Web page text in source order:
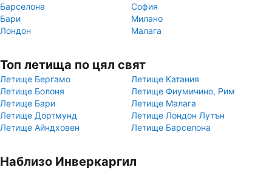
Барселона
София
Бари
Милано
Лондон
Малага
Топ летища по цял свят
Летище Бергамо
Летище Катания
Летище Болоня
Летище Фиумичино, Рим
Летище Бари
Летище Малага
Летище Дортмунд
Летище Лондон Лутън
Летище Айндховен
Летище Барселона
Наблизо Инверкаргил